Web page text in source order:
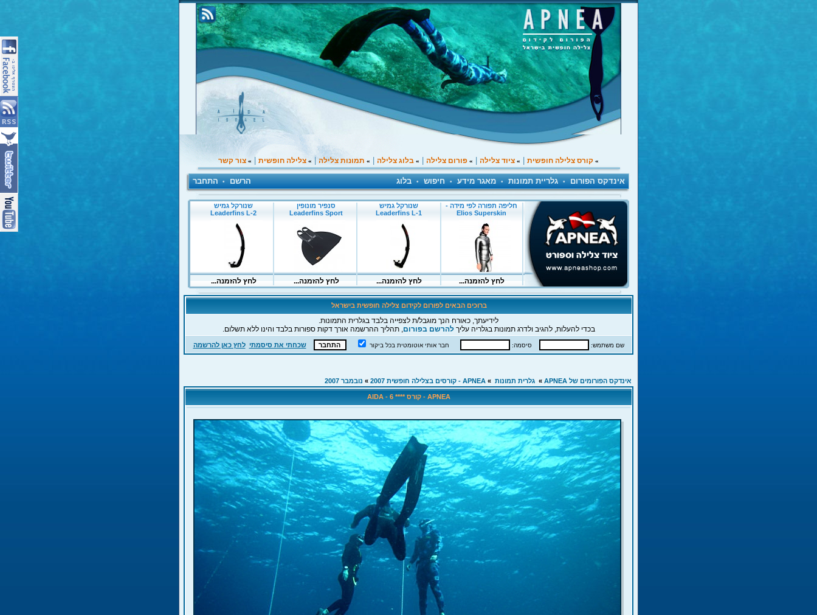
» קורס צלילה חופשית |
» ציוד צלילה |
» פורום צלילה |
» בלוג צלילה |
» תמונות צלילה |
» צלילה חופשית |
» צור קשר
אינדקס הפורום • גלריית תמונות • מאגר מידע • חיפוש • בלוג הרשם • התחבר
ברוכים הבאים לפורום לקידום צלילה חופשית בישראל
לידיעתך, כאורח הנך מוגבל/ת לצפייה בלבד בגלרית התמונות.
בכדי להעלות, להגיב ולדרג תמונות בגלריה עליךלהרשם בפורום, תהליך ההרשמה אורך דקות ספורות בלבד והינו ללא תשלום.
שם משתמש: סיסמה: חבר אותי אוטומטית בכל ביקור שכחתי את סיסמתי לחץ כאן להרשמה
אינדקס הפורומים של APNEA » גלרית תמונות » APNEA - קורסים בצלילה חופשית 2007 » נובמבר 2007
APNEA - קורס **** AIDA - 6